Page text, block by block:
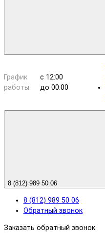
График
работы:
с 12:00
до 00:00
8 (812) 989 50 06
8 (812) 989 50 06
Обратный звонок
Заказать обратный звонок